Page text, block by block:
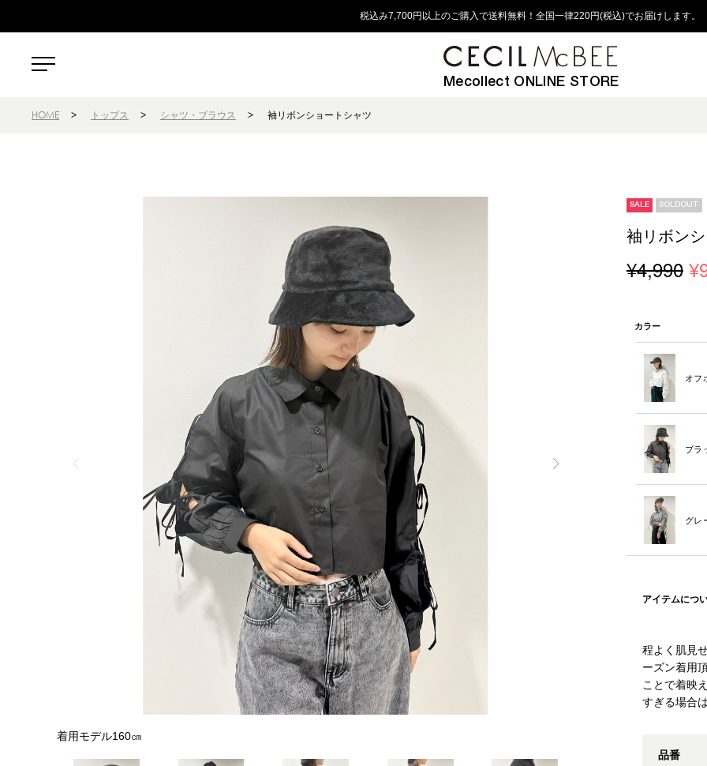
税込み7,700円以上のご購入で送料無料！全国一律220円(税込)でお届けします。
Mecollect ONLINE STORE
HOME > トップス > シャツ・ブラウス > 袖リボンショートシャツ
着用モデル160㎝
SALE SOLDOUT
袖リボン
¥4,990
カラー
オフ
ブラ
グレ
アイテムにつ
程よく肌見
ーズン着用
ことで着映
すぎる場合
品番